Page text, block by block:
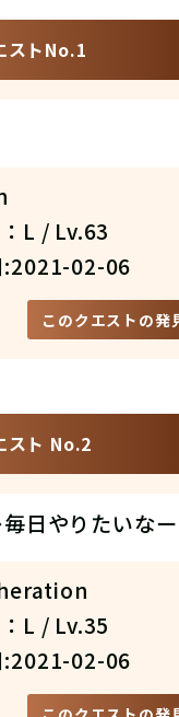
ストNo.1
L / Lv.63
:2021-02-06
このクエストの発
スト No.2
日やりたいなー
L / Lv.35
:2021-02-06